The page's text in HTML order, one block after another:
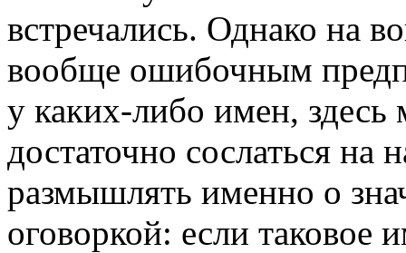
встречались. Однако на
вообще ошибочным
у каких-либо имен, здесь
достаточно сослаться на
размышлять именно о
оговоркой: если таковое